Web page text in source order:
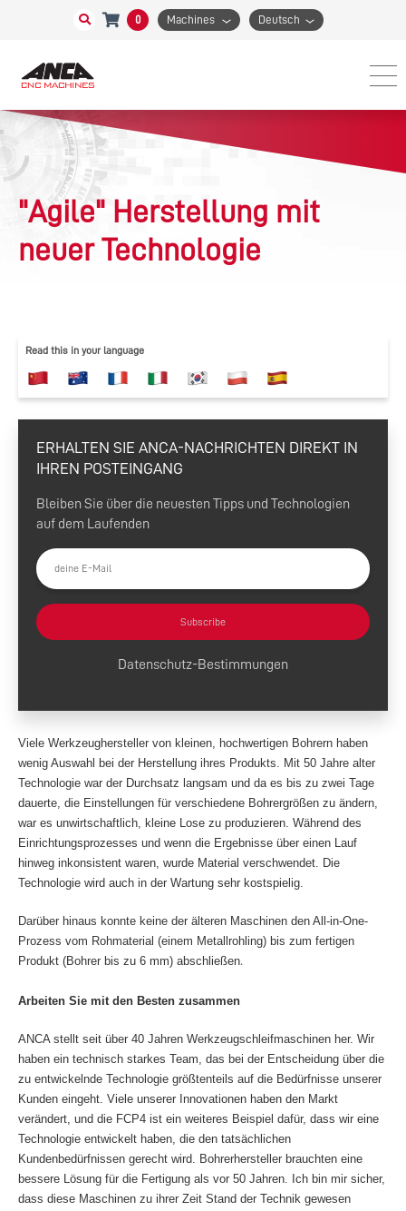
0 Machines Deutsch
"Agile" Herstellung mit
neuer Technologie
Read this in your language
ERHALTEN SIE ANCA-NACHRICHTEN DIREKT IN
IHREN POSTEINGANG
Bleiben Sie über die neuesten Tipps und Technologien
auf dem Laufenden
Subscribe
Datenschutz-Bestimmungen
Viele Werkzeughersteller von kleinen, hochwertigen Bohrern haben
wenig Auswahl bei der Herstellung ihres Produkts. Mit 50 Jahre alter
Technologie war der Durchsatz langsam und da es bis zu zwei Tage
dauerte, die Einstellungen für verschiedene Bohrergrößen zu ändern,
war es unwirtschaftlich, kleine Lose zu produzieren. Während des
Einrichtungsprozesses und wenn die Ergebnisse über einen Lauf
hinweg inkonsistent waren, wurde Material verschwendet. Die
Technologie wird auch in der Wartung sehr kostspielig.
Darüber hinaus konnte keine der älteren Maschinen den All-in-One-
Prozess vom Rohmaterial (einem Metallrohling) bis zum fertigen
Produkt (Bohrer bis zu 6 mm) abschließen.
Arbeiten Sie mit den Besten zusammen
ANCA stellt seit über 40 Jahren Werkzeugschleifmaschinen her. Wir
haben ein technisch starkes Team, das bei der Entscheidung über die
zu entwickelnde Technologie größtenteils auf die Bedürfnisse unserer
Kunden eingeht. Viele unserer Innovationen haben den Markt
verändert, und die FCP4 ist ein weiteres Beispiel dafür, dass wir eine
Technologie entwickelt haben, die den tatsächlichen
Kundenbedürfnissen gerecht wird. Bohrerhersteller brauchten eine
bessere Lösung für die Fertigung als vor 50 Jahren. Ich bin mir sicher,
dass diese Maschinen zu ihrer Zeit Stand der Technik gewesen